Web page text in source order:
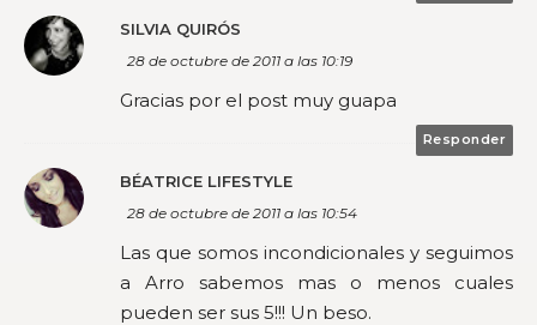
SILVIA QUIRÓS
28 de octubre de 2011 a las 10:19
Gracias por el post muy guapa
Responder
BÉATRICE LIFESTYLE
28 de octubre de 2011 a las 10:54
Las que somos incondicionales y seguimos
a Arro sabemos mas o menos cuales
pueden ser sus 5!!! Un beso.